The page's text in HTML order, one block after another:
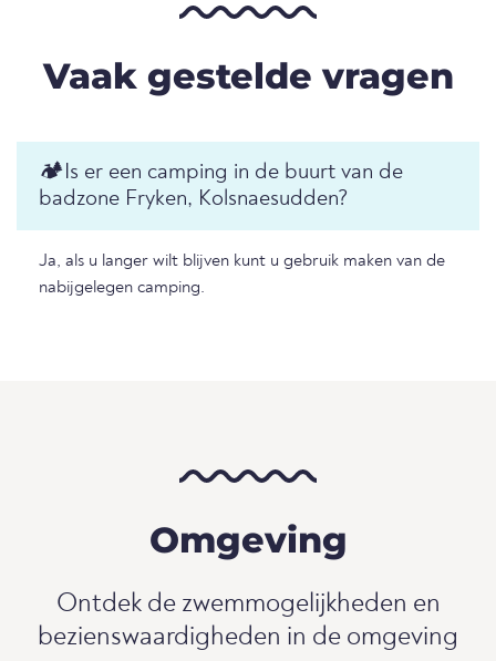
Vaak gestelde vragen
🏕️Is er een camping in de buurt van de
badzone Fryken, Kolsnaesudden?
Ja, als u langer wilt blijven kunt u gebruik maken van de
nabijgelegen camping.
Omgeving
Ontdek de zwemmogelijkheden en
bezienswaardigheden in de omgeving